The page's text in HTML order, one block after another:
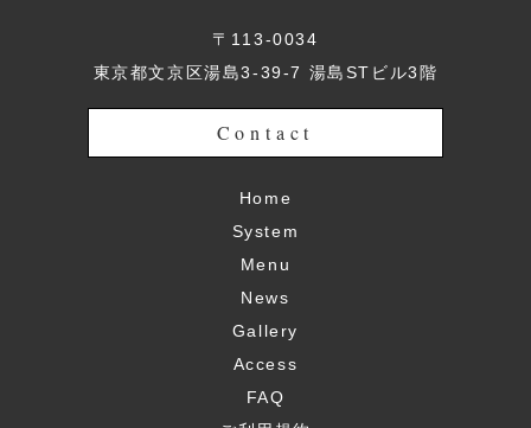
〒113-0034
東京都文京区湯島3-39-7 湯島STビル3階
Contact
Home
System
Menu
News
Gallery
Access
FAQ